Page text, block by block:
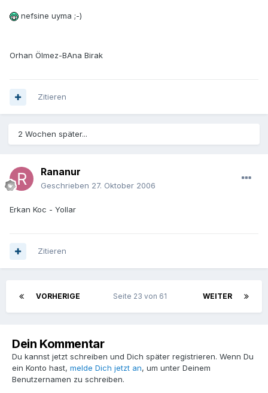
nefsine uyma ;-)
Orhan Ölmez-BAna Birak
Zitieren
2 Wochen später...
Rananur
Geschrieben 27. Oktober 2006
Erkan Koc - Yollar
Zitieren
VORHERIGE WEITER
Seite 23 von 61
Dein Kommentar
Du kannst jetzt schreiben und Dich später registrieren. Wenn Du
ein Konto hast, melde Dich jetzt an, um unter Deinem
Benutzernamen zu schreiben.